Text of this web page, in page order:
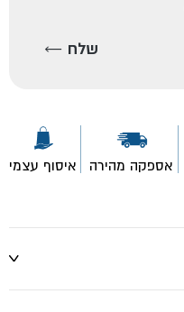
אספקה מהירה איסוף עצמי